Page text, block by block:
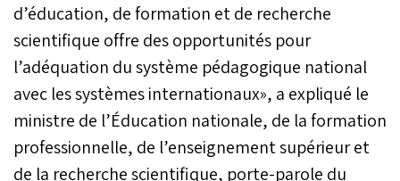
d’éducation, de formation et de recherche
scientifique offre des opportunités pour
l’adéquation du système pédagogique national
avec les systèmes internationaux», a expliqué le
ministre de l’Éducation nationale, de la formation
professionnelle, de l’enseignement supérieur et
de la recherche scientifique, porte-parole du